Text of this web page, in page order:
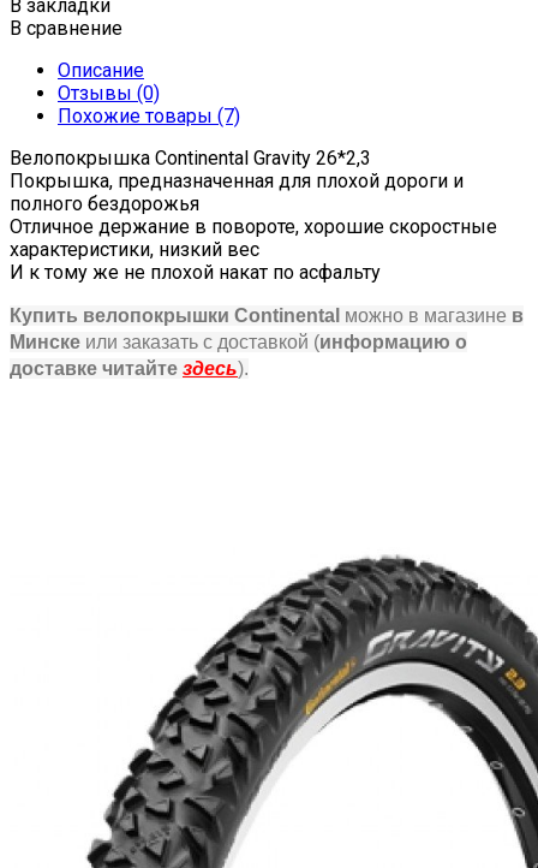
В закладки
В сравнение
Описание
Отзывы (0)
Похожие товары (7)
Велопокрышка Continental Gravity 26*2,3
Покрышка, предназначенная для плохой дороги и
полного бездорожья
Отличное держание в повороте, хорошие скоростные
характеристики, низкий вес
И к тому же не плохой накат по асфальту
Купить велопокрышки Continental можно в магазине в
Минске или заказать с доставкой (информацию о
доставке читайте здесь).